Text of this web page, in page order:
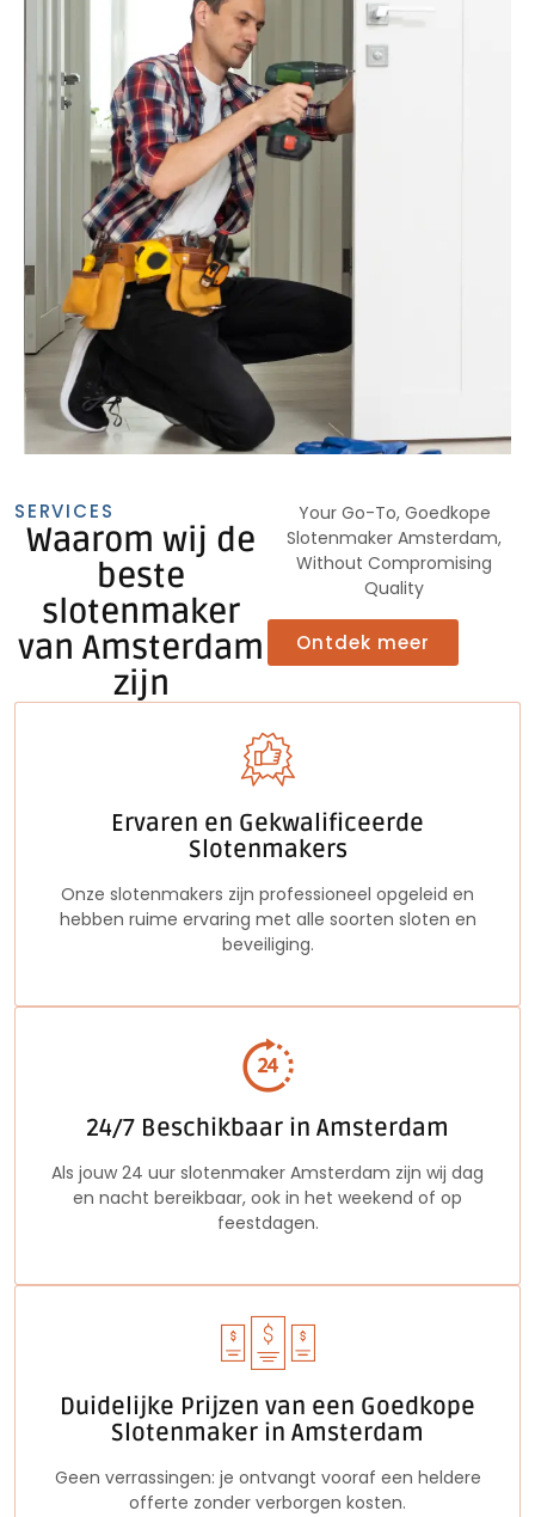
SERVICES
Waarom wij de
beste
slotenmaker
van Amsterdam
zijn
Your Go-To, Goedkope
Slotenmaker Amsterdam,
Without Compromising
Quality
Ontdek meer
Ervaren en Gekwalificeerde
Slotenmakers
Onze slotenmakers zijn professioneel opgeleid en
hebben ruime ervaring met alle soorten sloten en
beveiliging.
24/7 Beschikbaar in Amsterdam
Als jouw 24 uur slotenmaker Amsterdam zijn wij dag
en nacht bereikbaar, ook in het weekend of op
feestdagen.
Duidelijke Prijzen van een Goedkope
Slotenmaker in Amsterdam
Geen verrassingen: je ontvangt vooraf een heldere
offerte zonder verborgen kosten.